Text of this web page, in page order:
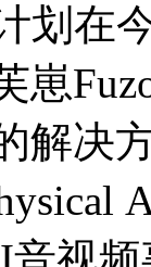
划在
崽
解决